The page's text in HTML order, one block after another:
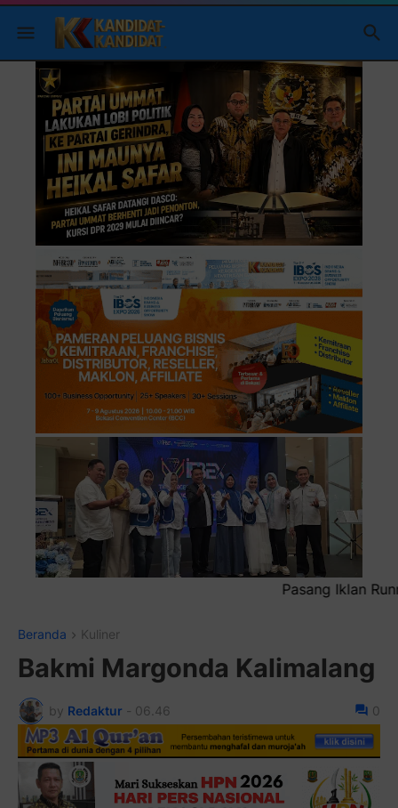
Pasang Iklan Running Text Anda di sini atau bisa
Beranda Kuliner
Bakmi Margonda Kalimalang
by Redaktur - 06.46 0